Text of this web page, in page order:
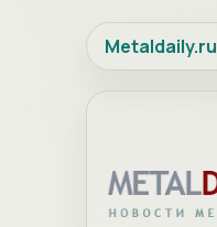
Metaldaily.ru